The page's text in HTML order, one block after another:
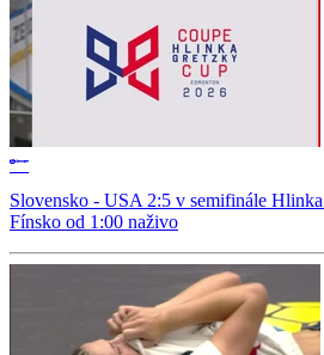
Slovensko - USA 2:5 v semifinále
Fínsko od 1:00 naživo